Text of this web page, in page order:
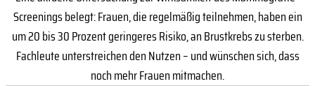
Screenings belegt: Frauen, die regelmäßig teilnehmen, haben ein
um 20 bis 30 Prozent geringeres Risiko, an Brustkrebs zu sterben.
Fachleute unterstreichen den Nutzen – und wünschen sich, dass
noch mehr Frauen mitmachen.